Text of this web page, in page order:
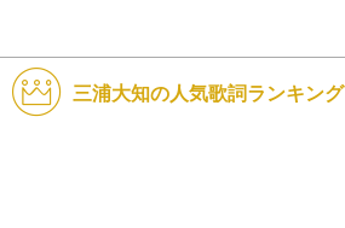
三浦大知の人気歌詞ランキング